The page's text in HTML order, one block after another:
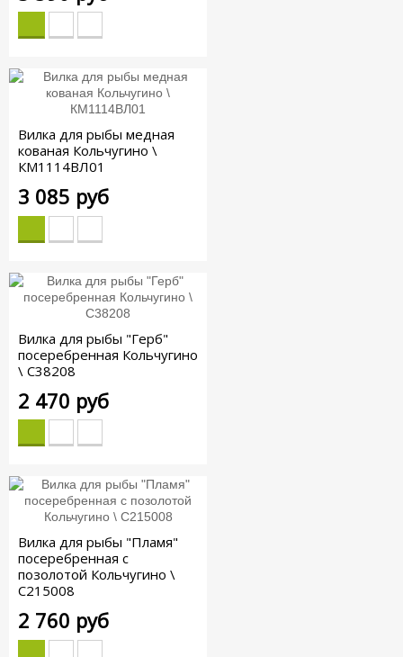
Вилка для рыбы медная
кованая Кольчугино \
КМ1114ВЛ01
3 085 руб
Вилка для рыбы "Герб"
посеребренная Кольчугино
\ С38208
2 470 руб
Вилка для рыбы "Пламя"
посеребренная с
позолотой Кольчугино \
С215008
2 760 руб